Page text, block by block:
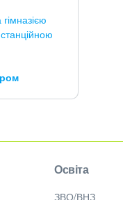
Освіта
ЗВО/ВНЗ